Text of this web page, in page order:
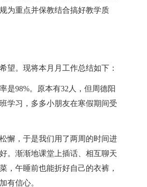
为重点并保教结合搞好教学质
望。现将本月月工作总结如下：
是98%。原本有32人，但周德阳
学习，多多小朋友在寒假期间受
懈，于是我们用了两周的时间进
。渐渐地课堂上插话、相互聊天
，午睡前也能折好自己的衣裤，
有信心。